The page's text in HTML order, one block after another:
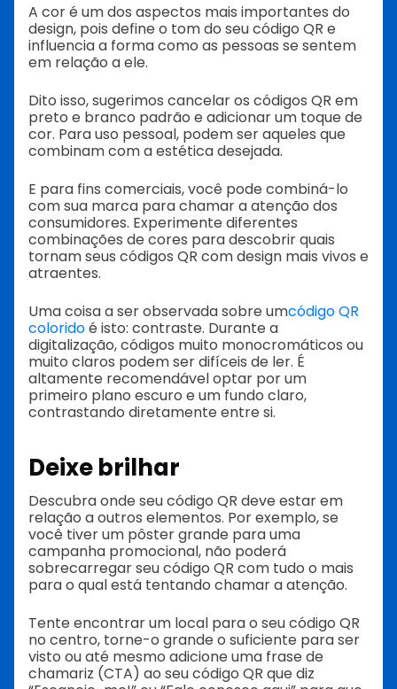
A cor é um dos aspectos mais importantes do
design, pois define o tom do seu código QR e
influencia a forma como as pessoas se sentem
em relação a ele.
Dito isso, sugerimos cancelar os códigos QR em
preto e branco padrão e adicionar um toque de
cor. Para uso pessoal, podem ser aqueles que
combinam com a estética desejada.
E para fins comerciais, você pode combiná-lo
com sua marca para chamar a atenção dos
consumidores. Experimente diferentes
combinações de cores para descobrir quais
tornam seus códigos QR com design mais vivos e
atraentes.
Uma coisa a ser observada sobre umcódigo QR
coloridoé isto: contraste. Durante a
digitalização, códigos muito monocromáticos ou
muito claros podem ser difíceis de ler. É
altamente recomendável optar por um
primeiro plano escuro e um fundo claro,
contrastando diretamente entre si.
Deixe brilhar
Descubra onde seu código QR deve estar em
relação a outros elementos. Por exemplo, se
você tiver um pôster grande para uma
campanha promocional, não poderá
sobrecarregar seu código QR com tudo o mais
para o qual está tentando chamar a atenção.
Tente encontrar um local para o seu código QR
no centro, torne-o grande o suficiente para ser
visto ou até mesmo adicione uma frase de
chamariz (CTA) ao seu código QR que diz